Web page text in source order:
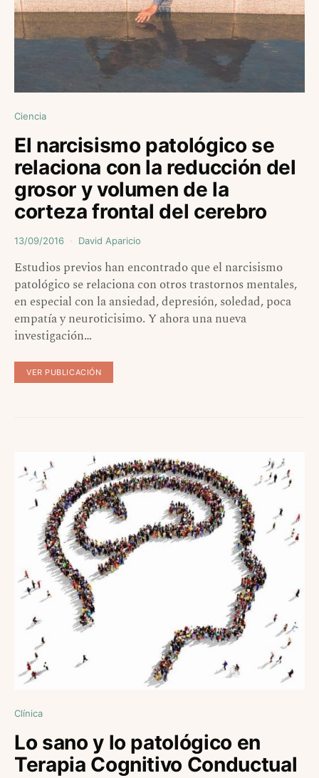
Ciencia
El narcisismo patológico se
relaciona con la reducción del
grosor y volumen de la
corteza frontal del cerebro
13/09/2016 David Aparicio
Estudios previos han encontrado que el narcisismo
patológico se relaciona con otros trastornos mentales,
en especial con la ansiedad, depresión, soledad, poca
empatía y neuroticisimo. Y ahora una nueva
investigación…
VER PUBLICACIÓN
Clínica
Lo sano y lo patológico en
Terapia Cognitivo Conductual